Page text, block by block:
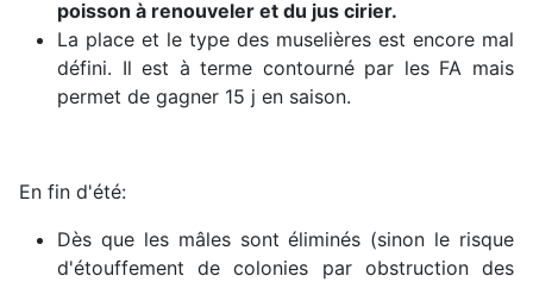
poisson à renouveler et du jus cirier.
La place et le type des muselières est encore mal
défini. Il est à terme contourné par les FA mais
permet de gagner 15 j en saison.
En fin d'été:
Dès que les mâles sont éliminés (sinon le risque
d'étouffement de colonies par obstruction des